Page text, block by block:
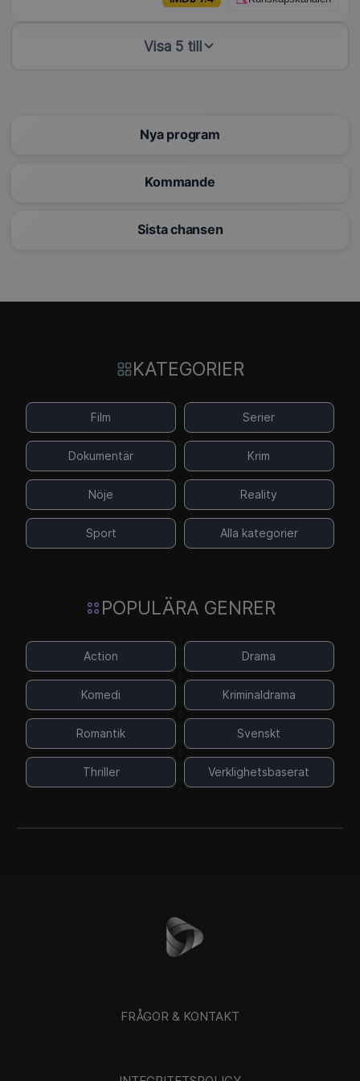
Visa 5 till
Nya program
Kommande
Sista chansen
KATEGORIER
Film Serier
Dokumentär Krim
Nöje Reality
Sport Alla kategorier
POPULÄRA GENRER
Action Drama
Komedi Kriminaldrama
Romantik Svenskt
Thriller Verklighetsbaserat
FRÅGOR & KONTAKT